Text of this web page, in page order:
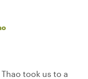
took us to a